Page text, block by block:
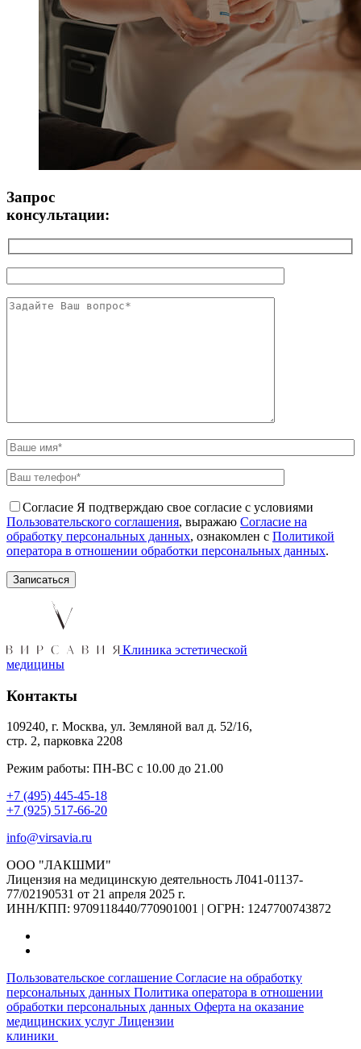
Запрос
консультации:
Согласие Я подтверждаю свое согласие с условиями
Пользовательского соглашения, выражаю Согласие на
обработку персональных данных, ознакомлен с Политикой
оператора в отношении обработки персональных данных.
Клиника эстетической
медицины
Контакты
109240, г. Москва, ул. Земляной вал д. 52/16,
стр. 2, парковка 2208
Режим работы: ПН-ВС с 10.00 до 21.00
+7 (495) 445-45-18
+7 (925) 517-66-20
info@virsavia.ru
ООО "ЛАКШМИ"
Лицензия на медицинскую деятельность Л041-01137-
77/02190531 от 21 апреля 2025 г.
ИНН/КПП: 9709118440/770901001 | ОГРН: 1247700743872
Пользовательское соглашение Согласие на обработку
персональных данных Политика оператора в отношении
обработки персональных данных Оферта на оказание
медицинских услуг Лицензии
клиники